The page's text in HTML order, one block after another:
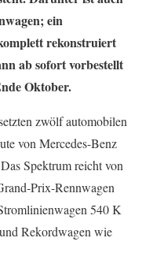
ein
rekonstruiert
ab sofort vorbestellt
Oktober.
zwölf automobilen
von Mercedes-Benz
Spektrum reicht von
Prix-Rennwagen
540 K
Rekordwagen wie